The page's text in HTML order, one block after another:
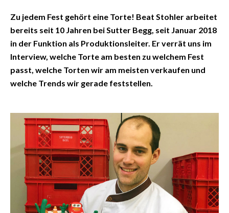
Zu jedem Fest gehört eine Torte! Beat Stohler arbeitet
bereits seit 10 Jahren bei Sutter Begg, seit Januar 2018
in der Funktion als Produktionsleiter. Er verrät uns im
Interview, welche Torte am besten zu welchem Fest
passt, welche Torten wir am meisten verkaufen und
welche Trends wir gerade feststellen.